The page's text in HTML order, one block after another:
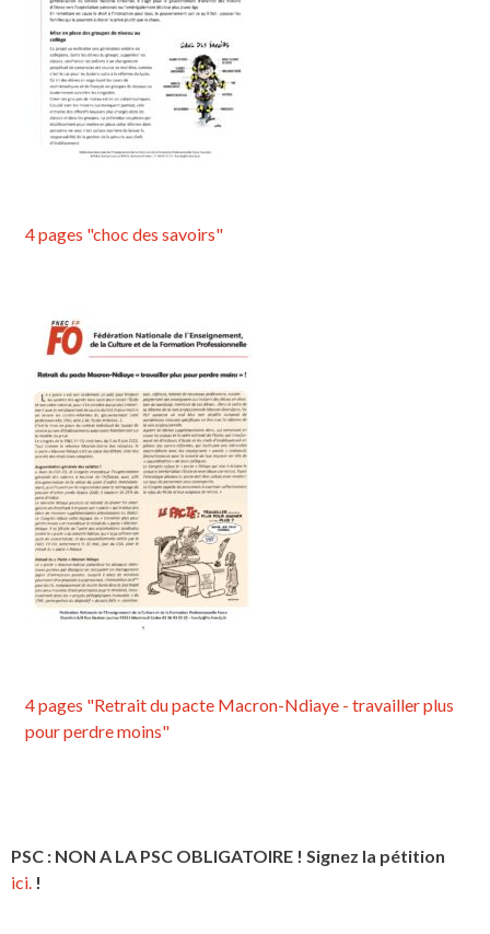
4 pages "choc des savoirs"
4 pages "Retrait du pacte Macron-Ndiaye - travailler plus
pour perdre moins"
PSC : NON A LA PSC OBLIGATOIRE ! Signez la pétition
ici. !